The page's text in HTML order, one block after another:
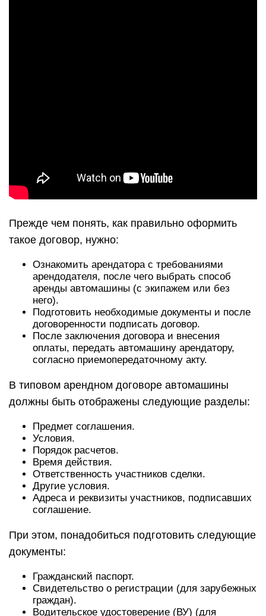
Прежде чем понять, как правильно оформить
такое договор, нужно:
Ознакомить арендатора с требованиями
арендодателя, после чего выбрать способ
аренды автомашины (с экипажем или без
него).
Подготовить необходимые документы и после
договоренности подписать договор.
После заключения договора и внесения
оплаты, передать автомашину арендатору,
согласно приемопередаточному акту.
В типовом арендном договоре автомашины
должны быть отображены следующие разделы:
Предмет соглашения.
Условия.
Порядок расчетов.
Время действия.
Ответственность участников сделки.
Другие условия.
Адреса и реквизиты участников, подписавших
соглашение.
При этом, понадобиться подготовить следующие
документы:
Гражданский паспорт.
Свидетельство о регистрации (для зарубежных
граждан).
Водительское удостоверение (ВУ) (для